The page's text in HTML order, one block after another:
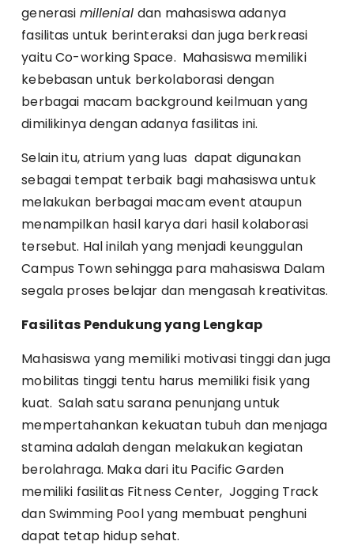
generasi millenialdan mahasiswa adanya
fasilitas untuk berinteraksi dan juga berkreasi
yaitu Co-working Space. Mahasiswa memiliki
kebebasan untuk berkolaborasi dengan
berbagai macam background keilmuan yang
dimilikinya dengan adanya fasilitas ini.
Selain itu, atrium yang luas dapat digunakan
sebagai tempat terbaik bagi mahasiswa untuk
melakukan berbagai macam event ataupun
menampilkan hasil karya dari hasil kolaborasi
tersebut. Hal inilah yang menjadi keunggulan
Campus Town sehingga para mahasiswa Dalam
segala proses belajar dan mengasah kreativitas.
Fasilitas Pendukung yang Lengkap
Mahasiswa yang memiliki motivasi tinggi dan juga
mobilitas tinggi tentu harus memiliki fisik yang
kuat. Salah satu sarana penunjang untuk
mempertahankan kekuatan tubuh dan menjaga
stamina adalah dengan melakukan kegiatan
berolahraga. Maka dari itu Pacific Garden
memiliki fasilitas Fitness Center, Jogging Track
dan Swimming Pool yang membuat penghuni
dapat tetap hidup sehat.